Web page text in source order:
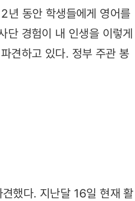
년 동안 학생들에게 영어를
단 경험이 내 인생을 이렇게
견하고 있다. 정부 주관 봉
했다. 지난달 16일 현재 활